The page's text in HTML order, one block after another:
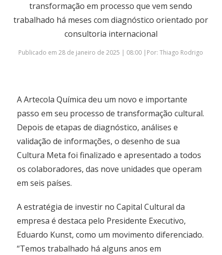
transformação em processo que vem sendo
trabalhado há meses com diagnóstico orientado por
consultoria internacional
Publicado em 28 de janeiro de 2025 | 08:00 |Por: Thiago Rodrigo
A Artecola Química deu um novo e importante
passo em seu processo de transformação cultural.
Depois de etapas de diagnóstico, análises e
validação de informações, o desenho de sua
Cultura Meta foi finalizado e apresentado a todos
os colaboradores, das nove unidades que operam
em seis países.
A estratégia de investir no Capital Cultural da
empresa é destaca pelo Presidente Executivo,
Eduardo Kunst, como um movimento diferenciado.
“Temos trabalhado há alguns anos em